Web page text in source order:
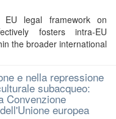
legal framework on
fosters intra-EU
the broader international
e nella repressione
subacqueo:
Convenzione
europea